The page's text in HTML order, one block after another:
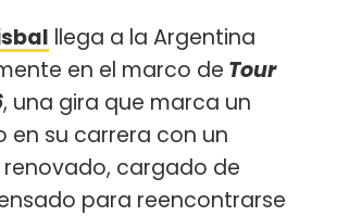
llega a la Argentina
en el marco de Tour
, una gira que marca un
en su carrera con un
cargado de
para reencontrarse